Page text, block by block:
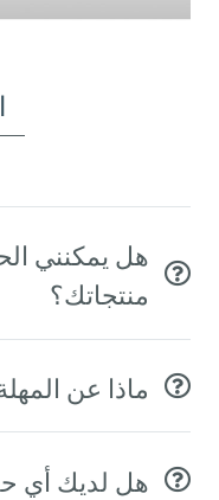
هل يمكنني
منتجاتك؟
ماذا عن
هل لديك أي